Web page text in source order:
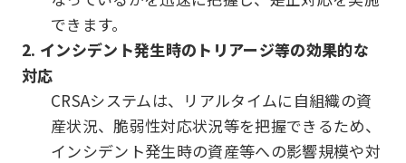
できます。
2. インシデント発生時のトリアージ等の効果的な
対応
CRSAシステムは、リアルタイムに自組織の資
産状況、脆弱性対応状況等を把握できるため、
インシデント発生時の資産等への影響規模や対